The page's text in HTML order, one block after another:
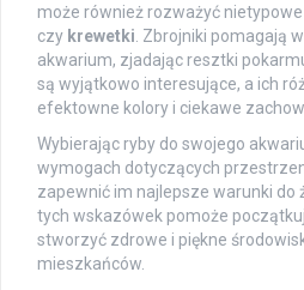
może również rozważyć nietypowe
czy krewetki . Zbrojniki pomagają
akwarium, zjadając resztki
są wyjątkowo interesujące, a ich
efektowne kolory i ciekawe
Wybierając ryby do swojego
wymogach dotyczących
zapewnić im najlepsze warunki do
tych wskazówek pomoże
stworzyć zdrowe i piękne
mieszkańców.